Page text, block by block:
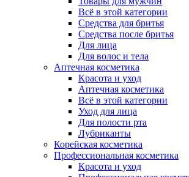
Всё в этой категории
Средства для бритья
Средства после бритья
Для лица
Для волос и тела
Аптечная косметика
Красота и уход
Аптечная косметика
Всё в этой категории
Уход для лица
Для полости рта
Лубриканты
Корейская косметика
Профессиональная косметика
Красота и уход